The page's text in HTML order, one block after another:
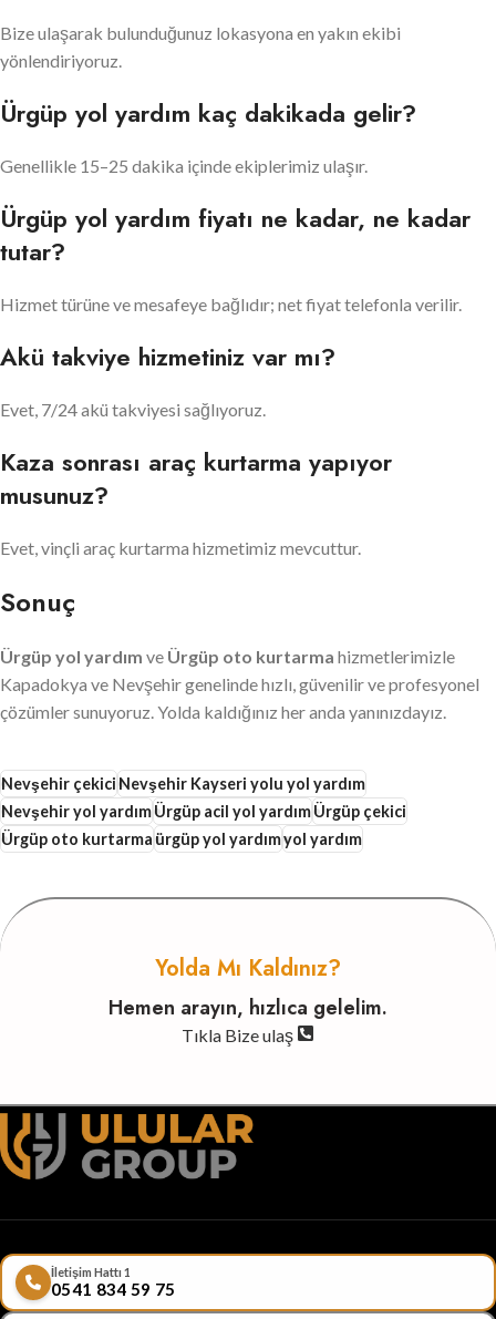
Bize ulaşarak bulunduğunuz lokasyona en yakın ekibi
yönlendiriyoruz.
Ürgüp yol yardım kaç dakikada gelir?
Genellikle 15–25 dakika içinde ekiplerimiz ulaşır.
Ürgüp yol yardım fiyatı ne kadar, ne kadar
tutar?
Hizmet türüne ve mesafeye bağlıdır; net fiyat telefonla verilir.
Akü takviye hizmetiniz var mı?
Evet, 7/24 akü takviyesi sağlıyoruz.
Kaza sonrası araç kurtarma yapıyor
musunuz?
Evet, vinçli araç kurtarma hizmetimiz mevcuttur.
Sonuç
Ürgüp yol yardım ve Ürgüp oto kurtarma hizmetlerimizle
Kapadokya ve Nevşehir genelinde hızlı, güvenilir ve profesyonel
çözümler sunuyoruz. Yolda kaldığınız her anda yanınızdayız.
Nevşehir çekiciNevşehir Kayseri yolu yol yardım
Nevşehir yol yardımÜrgüp acil yol yardımÜrgüp çekici
Ürgüp oto kurtarmaürgüp yol yardımyol yardım
Yolda Mı Kaldınız?
Hemen arayın, hızlıca gelelim.
Tıkla Bize ulaş
İletişim Hattı 1
0541 834 59 75